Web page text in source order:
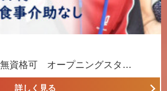
資格可 オープニングスタ…
詳しく見る